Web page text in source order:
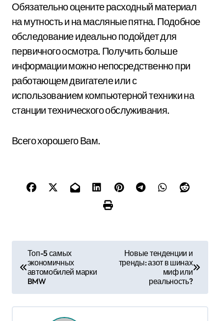
Обязательно оцените расходный материал
на мутность и на масляные пятна. Подобное
обследование идеально подойдет для
первичного осмотра. Получить больше
информации можно непосредственно при
работающем двигателе или с
использованием компьютерной техники на
станции технического обслуживания.
Всего хорошего Вам.
в
и
Топ-5 самых
экономичных
автомобилей марки
BMW
Новые тенденции и
тренды: азот в шинах
миф или
реальность?